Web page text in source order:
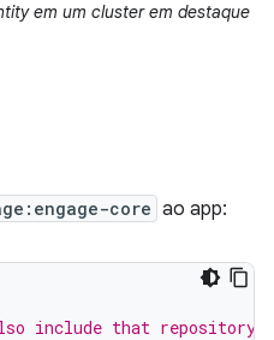
em um cluster em destaque
core ao app:
include that